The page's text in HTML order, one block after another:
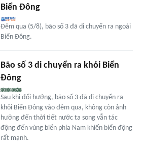
Biển Đông
Đêm qua (5/8), bão số 3 đã di chuyển ra ngoài
Biển Đông.
Bão số 3 di chuyển ra khỏi Biển
Đông
Sau khi đổi hướng, bão số 3 đã di chuyển ra
khỏi Biển Đông vào đêm qua, không còn ảnh
hưởng đến thời tiết nước ta song vẫn tác
động đến vùng biển phía Nam khiến biển động
rất mạnh.